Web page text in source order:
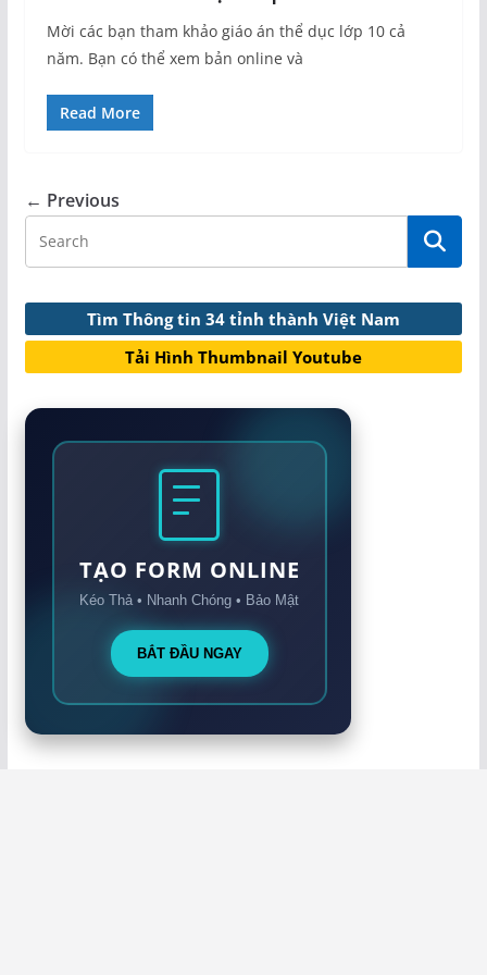
Mời các bạn tham khảo giáo án thể dục lớp 10 cả
năm. Bạn có thể xem bản online và
Read More
← Previous
Tìm Thông tin 34 tỉnh thành Việt Nam
Tải Hình Thumbnail Youtube
TẠO FORM ONLINE
Kéo Thả • Nhanh Chóng • Bảo Mật
BẮT ĐẦU NGAY